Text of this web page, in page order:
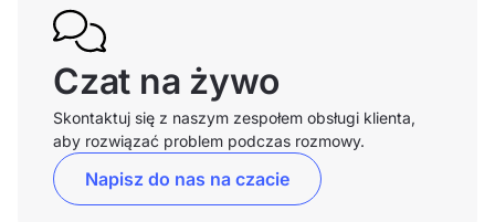
Czat na żywo
Skontaktuj się z naszym zespołem obsługi klienta,
aby rozwiązać problem podczas rozmowy.
Napisz do nas na czacie